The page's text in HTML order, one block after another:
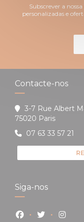
Subscrever a
personalizadas e
Contacte-nos
3-7 Rue Albert
75020 Paris((abre
07 63 33 57 21
Siga-nos
Facebook
Twitter